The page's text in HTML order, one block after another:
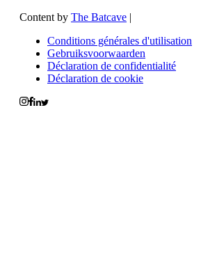
Content by The Batcave |
Conditions générales d'utilisation
Gebruiksvoorwaarden
Déclaration de confidentialité
Déclaration de cookie